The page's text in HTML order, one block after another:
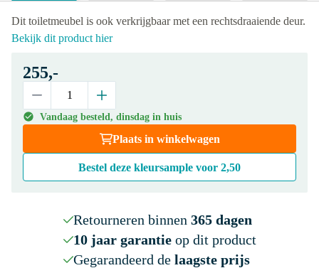
Dit toiletmeubel is ook verkrijgbaar met een rechtsdraaiende deur.
Bekijk dit product hier
255,-
Vandaag besteld, dinsdag in huis
Plaats in winkelwagen
Bestel deze kleursample voor 2,50
Retourneren binnen 365 dagen
10 jaar garantieop dit product
Gegarandeerd de laagste prijs